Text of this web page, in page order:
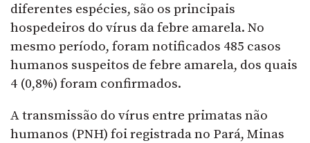
diferentes espécies, são os principais
hospedeiros do vírus da febre amarela. No
mesmo período, foram notificados 485 casos
humanos suspeitos de febre amarela, dos quais
4 (0,8%) foram confirmados.
A transmissão do vírus entre primatas não
humanos (PNH) foi registrada no Pará, Minas